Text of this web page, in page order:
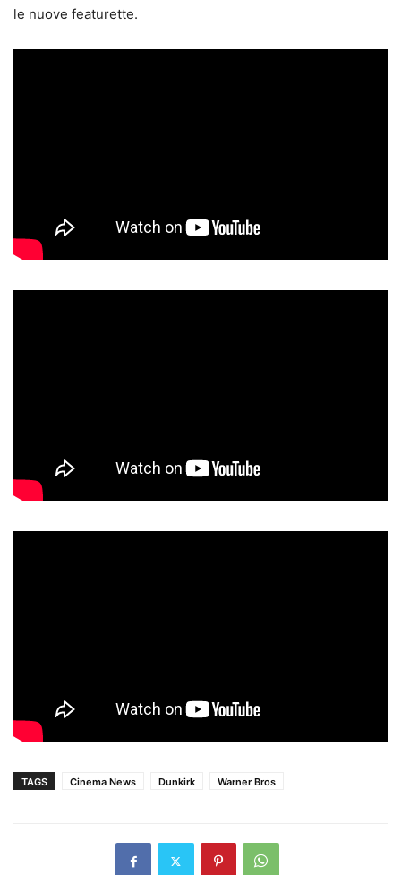
le nuove featurette.
TAGS Cinema News Dunkirk Warner Bros